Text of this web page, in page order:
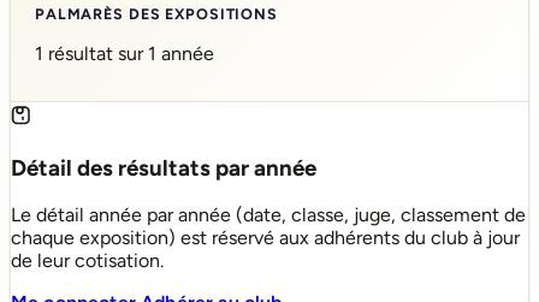
PALMARÈS DES EXPOSITIONS
1 résultat sur 1 année
Détail des résultats par année
Le détail année par année (date, classe, juge, classement de
chaque exposition) est réservé aux adhérents du club à jour
de leur cotisation.